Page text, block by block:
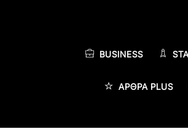
BUSINESS
ΆΡΘΡΑ PLUS